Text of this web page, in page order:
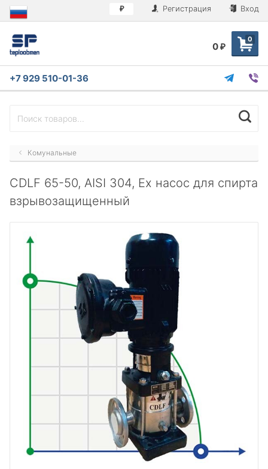
₽ Регистрация Вход
0
0 ₽
+7 929 510-01-36
Комунальные
CDLF 65-50, AISI 304, Ex насос для спирта
взрывозащищенный